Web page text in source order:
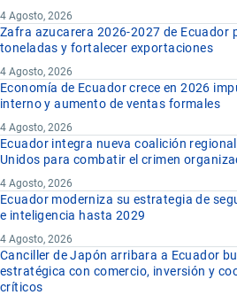
4 Agosto, 2026
Zafra azucarera 2026-2027 de Ecuador
toneladas y fortalecer exportaciones
4 Agosto, 2026
Economía de Ecuador crece en 2026
interno y aumento de ventas formales
4 Agosto, 2026
Ecuador integra nueva coalición
Unidos para combatir el crimen
4 Agosto, 2026
Ecuador moderniza su estrategia de
e inteligencia hasta 2029
4 Agosto, 2026
Canciller de Japón arribara a Ecuador
estratégica con comercio, inversión y
críticos